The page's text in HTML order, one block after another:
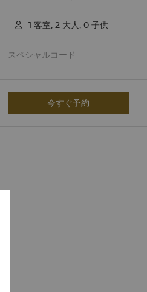
 1 客室, 2 大人 , 0 子供
今すぐ予約